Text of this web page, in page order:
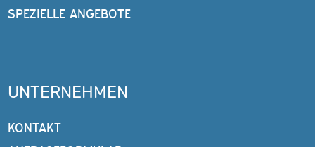
SPEZIELLE ANGEBOTE
UNTERNEHMEN
KONTAKT